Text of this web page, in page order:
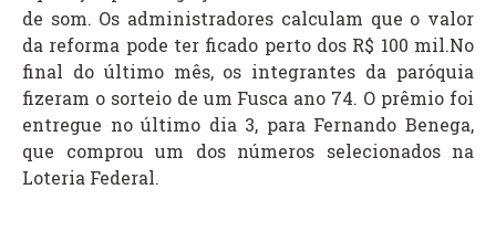
de som. Os administradores calculam que o valor
da reforma pode ter ficado perto dos R$ 100 mil.No
final do último mês, os integrantes da paróquia
fizeram o sorteio de um Fusca ano 74. O prêmio foi
entregue no último dia 3, para Fernando Benega,
que comprou um dos números selecionados na
Loteria Federal.